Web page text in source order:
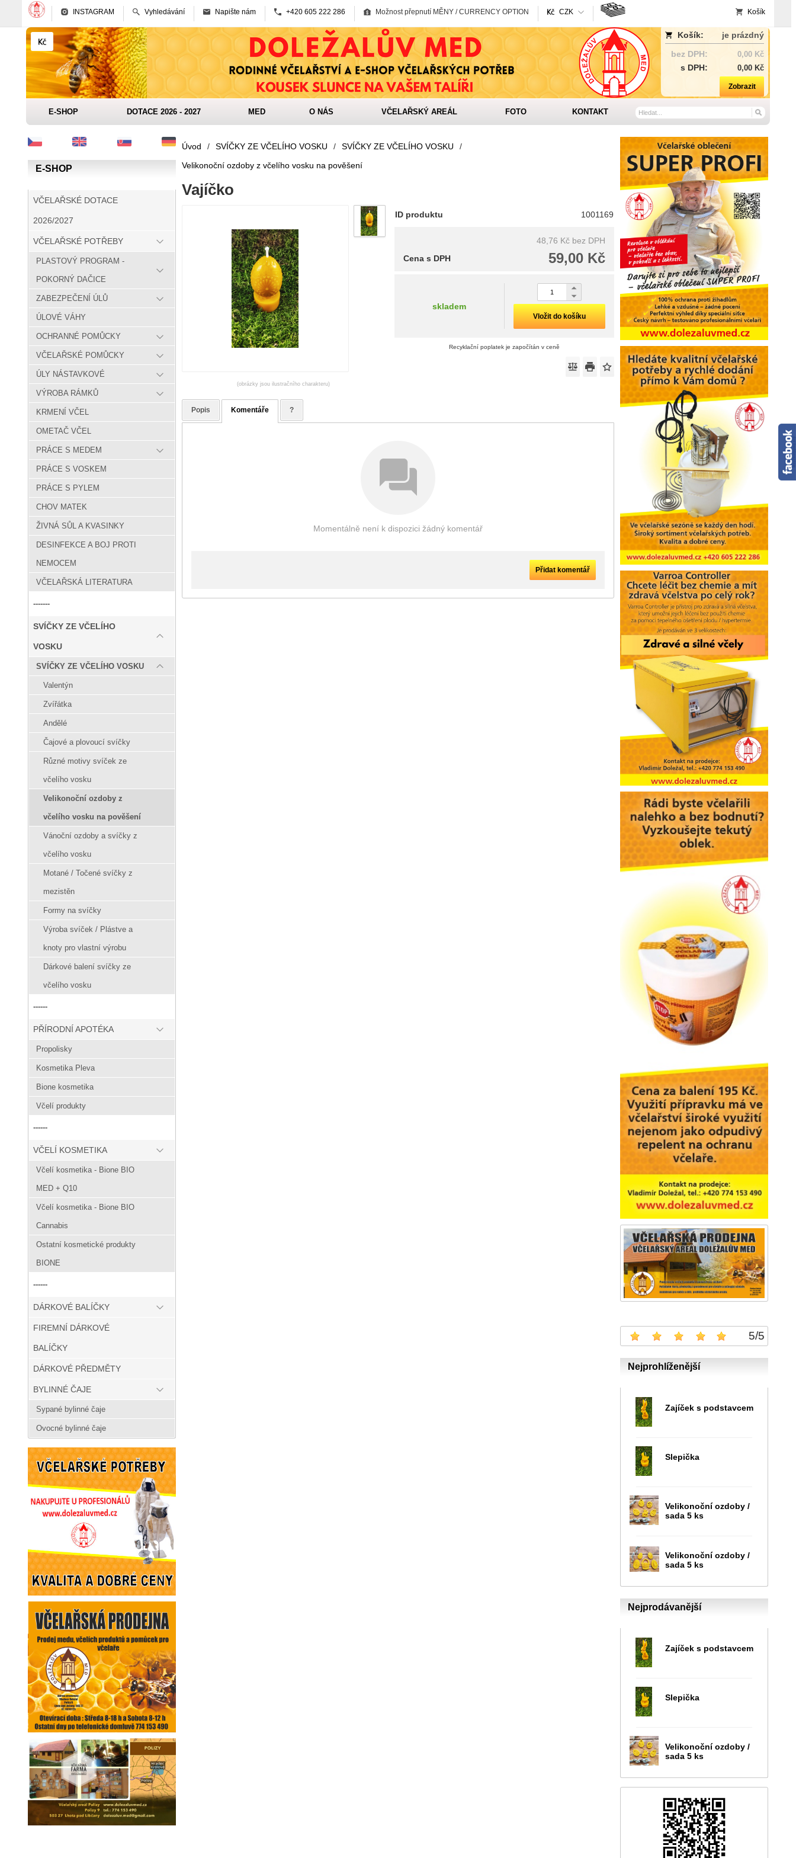
INSTAGRAM Vyhledávání Napište nám +420 605 222 286 Možnost přepnutí MĚNY / CURRENCY OPTION CZK Košík
Košík:
je prázdný
bez DPH:
0,00 Kč
s DPH: 0,00 Kč
Zobrazit
E-SHOP DOTACE 2026 - 2027 MED O NÁS VČELAŘSKÝ AREÁL FOTO KONTAKT
E-SHOP
VČELAŘSKÉ DOTACE
2026/2027
VČELAŘSKÉ POTŘEBY
PLASTOVÝ PROGRAM -
POKORNÝ DAČICE
ZABEZPEČENÍ ÚLŮ
ÚLOVÉ VÁHY
OCHRANNÉ POMŮCKY
VČELAŘSKÉ POMŮCKY
ÚLY NÁSTAVKOVÉ
VÝROBA RÁMKŮ
KRMENÍ VČEL
OMETAČ VČEL
PRÁCE S MEDEM
PRÁCE S VOSKEM
PRÁCE S PYLEM
CHOV MATEK
ŽIVNÁ SŮL A KVASINKY
DESINFEKCE A BOJ PROTI
NEMOCEM
VČELAŘSKÁ LITERATURA
-------
SVÍČKY ZE VČELÍHO
VOSKU
SVÍČKY ZE VČELÍHO VOSKU
Valentýn
Zvířátka
Andělé
Čajové a plovoucí svíčky
Různé motivy svíček ze
včelího vosku
Velikonoční ozdoby z
včelího vosku na pověšení
Vánoční ozdoby a svíčky z
včelího vosku
Motané / Točené svíčky z
mezistěn
Formy na svíčky
Výroba svíček / Plástve a
knoty pro vlastní výrobu
Dárkové balení svíčky ze
včelího vosku
------
PŘÍRODNÍ APOTÉKA
Propolisky
Kosmetika Pleva
Bione kosmetika
Včelí produkty
------
VČELÍ KOSMETIKA
Včelí kosmetika - Bione BIO
MED + Q10
Včelí kosmetika - Bione BIO
Cannabis
Ostatní kosmetické produkty
BIONE
------
DÁRKOVÉ BALÍČKY
FIREMNÍ DÁRKOVÉ
BALÍČKY
DÁRKOVÉ PŘEDMĚTY
BYLINNÉ ČAJE
Sypané bylinné čaje
Ovocné bylinné čaje
5/5
Nejprohlíženější
Zajíček s podstavcem
Slepička
Velikonoční ozdoby /
sada 5 ks
Velikonoční ozdoby /
sada 5 ks
Nejprodávanější
Zajíček s podstavcem
Slepička
Velikonoční ozdoby /
sada 5 ks
Úvod / SVÍČKY ZE VČELÍHO VOSKU / SVÍČKY ZE VČELÍHO VOSKU
/
Velikonoční ozdoby z včelího vosku na pověšení
Vajíčko
(obrázky jsou ilustračního charakteru)
ID produktu 1001169
48,76 Kč bez DPH
59,00 Kč
Cena s DPH
skladem
Vložit do košíku
Recyklační poplatek je započítán v ceně
Popis Komentáře ?
Momentálně není k dispozici žádný komentář
Přidat komentář